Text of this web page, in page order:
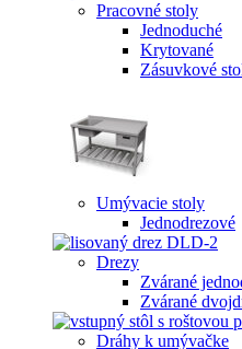
Pracovné stoly
Jednoduché
Krytované
Zásuvkové
Umývacie stoly
Jednodrezové
Drezy
Zvárané
Zvárané
Dráhy k umývačke